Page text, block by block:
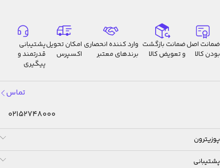
ضمانت اصل
بودن کالا
ضمانت بازگشت
و تعویض کالا
وارد کننده انحصاری
برندهای معتبر
امکان تحویل
اکسپرس
پشتیبانی
قدرتمند و
پیگیری
تماس
02152748000
پوزیترون
پشتیبانی